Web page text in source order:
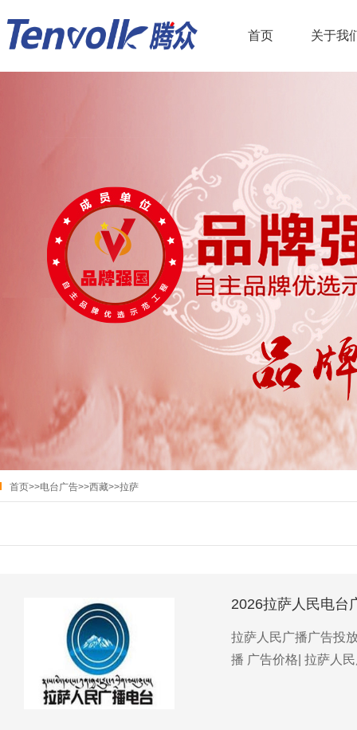
首页 关于我
首页>>电台广告>>西藏>>拉萨
2026拉萨人民电台
拉萨人民广播广告投
播 广告价格| 拉萨人